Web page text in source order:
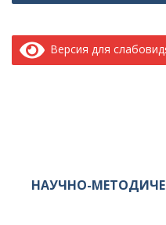
Версия для
НАУЧНО-